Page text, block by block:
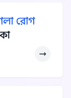
রোগ